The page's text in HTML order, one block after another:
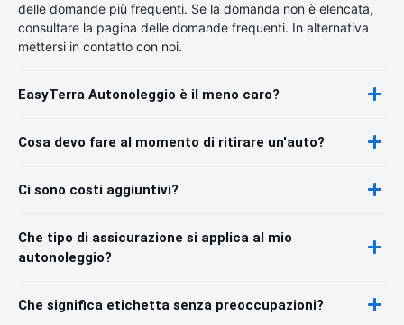
delle domande più frequenti. Se la domanda non è elencata,
consultare la pagina delle domande frequenti. In alternativa
mettersi in contatto con noi.
EasyTerra Autonoleggio è il meno caro?
Cosa devo fare al momento di ritirare un'auto?
Ci sono costi aggiuntivi?
Che tipo di assicurazione si applica al mio
autonoleggio?
Che significa etichetta senza preoccupazioni?